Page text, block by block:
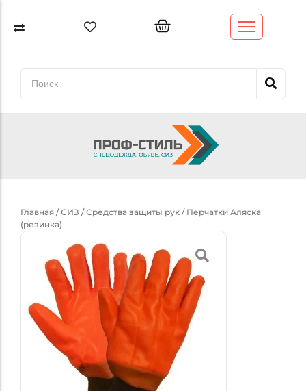
Спецодежда
Обтирочный материал (ветошь)
Главная /СИЗ /Средства защиты рук / Перчатки Аляска
(резинка)